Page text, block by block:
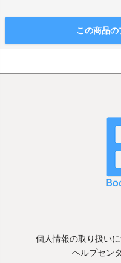
この商品
個人情報の取り扱い
ヘルプセン